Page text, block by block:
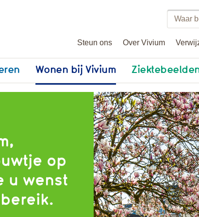
Wonen bij Vivium
Steun ons Over Vivium
op
u wenst